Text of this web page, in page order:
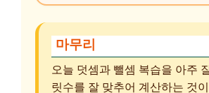
마무리
오늘 덧셈과 뺄셈 복습을 아주
릿수를 잘 맞추어 계산하는 것